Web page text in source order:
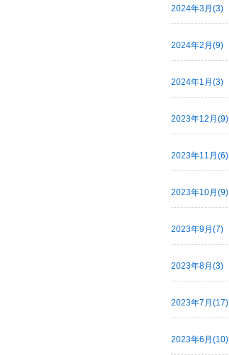
2024年3月(3)
2024年2月(9)
2024年1月(3)
2023年12月(9)
2023年11月(6)
2023年10月(9)
2023年9月(7)
2023年8月(3)
2023年7月(17)
2023年6月(10)